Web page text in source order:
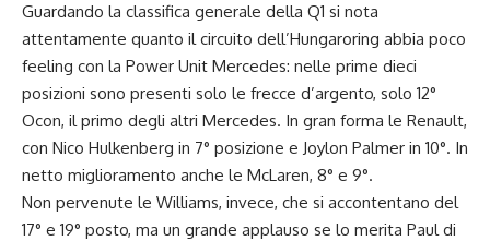
Guardando la classifica generale della Q1 si nota
attentamente quanto il circuito dell’Hungaroring abbia poco
feeling con la Power Unit Mercedes: nelle prime dieci
posizioni sono presenti solo le frecce d’argento, solo 12°
Ocon, il primo degli altri Mercedes. In gran forma le Renault,
con Nico Hulkenberg in 7° posizione e Joylon Palmer in 10°. In
netto miglioramento anche le McLaren, 8° e 9°.
Non pervenute le Williams, invece, che si accontentano del
17° e 19° posto, ma un grande applauso se lo merita Paul di